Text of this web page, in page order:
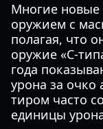
Многие новые
оружием с
полагая, что
оружие «C-
года
урона за очко
тиром часто
единицы